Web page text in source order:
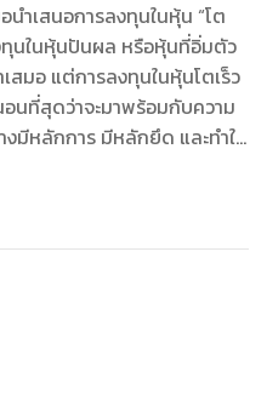
ำเสนอการลงทุนในหุ้น “โต
ทุนในหุ้นปันผล หรือหุ้นที่อิ่มตัว
สมอ แต่การลงทุนในหุ้นโตเร็ว
นที่สุดว่าจะมาพร้อมกับความ
งมีหลักการ มีหลักยึด และทำให้
ริงอย่างที่เราคิดหรือไม่ต้อง
เร็วว่าเราจะทำให้ประสบ
วลงทุนเป็นเห็นผลอย่างแน่นอน